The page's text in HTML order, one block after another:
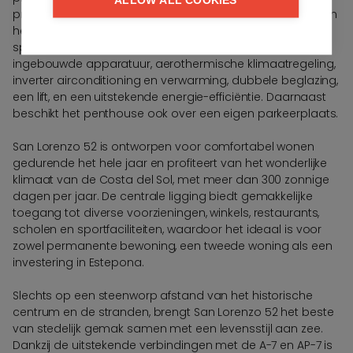
privézwembad, wat zorgt voor een unieke woonervaring in
het hart van Estepona. U kunt rekenen op hoogwaardige
specificaties zoals een volledig uitgeruste keuken met
ingebouwde apparatuur, aerothermische klimaatregeling,
inverter airconditioning en verwarming, dubbele beglazing,
een lift, en een uitstekende energie-efficiëntie. Daarnaast
beschikt het penthouse ook over een eigen parkeerplaats.
San Lorenzo 52 is ontworpen voor comfortabel wonen
gedurende het hele jaar en profiteert van het wonderlijke
klimaat van de Costa del Sol, met meer dan 300 zonnige
dagen per jaar. De centrale ligging biedt gemakkelijke
toegang tot diverse voorzieningen, winkels, restaurants,
scholen en sportfaciliteiten, waardoor het ideaal is voor
zowel permanente bewoning, een tweede woning als een
investering in Estepona.
Slechts op een steenworp afstand van het historische
centrum en de stranden, brengt San Lorenzo 52 het beste
van stedelijk gemak samen met een levensstijl aan zee.
Dankzij de uitstekende verbindingen met de A-7 en AP-7 is